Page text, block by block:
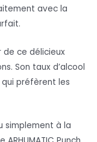
avec la
ce délicieux
Son taux d’alcool
préfèrent les
simplement à la